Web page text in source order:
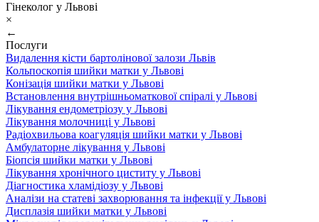
Гінеколог у Львові
×
←
Послуги
Видалення кісти бартолінової залози Львів
Кольпоскопія шийки матки у Львові
Конізація шийки матки у Львові
Встановлення внутрішньоматкової спіралі у Львові
Лікування ендометріозу у Львові
Лікування молочниці у Львові
Радіохвильова коагуляція шийки матки у Львові
Амбулаторне лікування у Львові
Біопсія шийки матки у Львові
Лікування хронічного циститу у Львові
Діагностика хламідіозу у Львові
Аналізи на статеві захворювання та інфекції у Львові
Дисплазія шийки матки у Львові